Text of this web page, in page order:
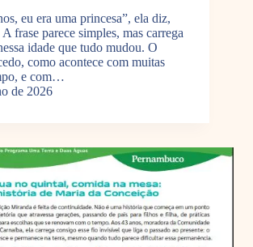
eu era uma princesa”, ela diz,
frase parece simples, mas carrega
idade que tudo mudou. O
como acontece com muitas
e com…
de 2026